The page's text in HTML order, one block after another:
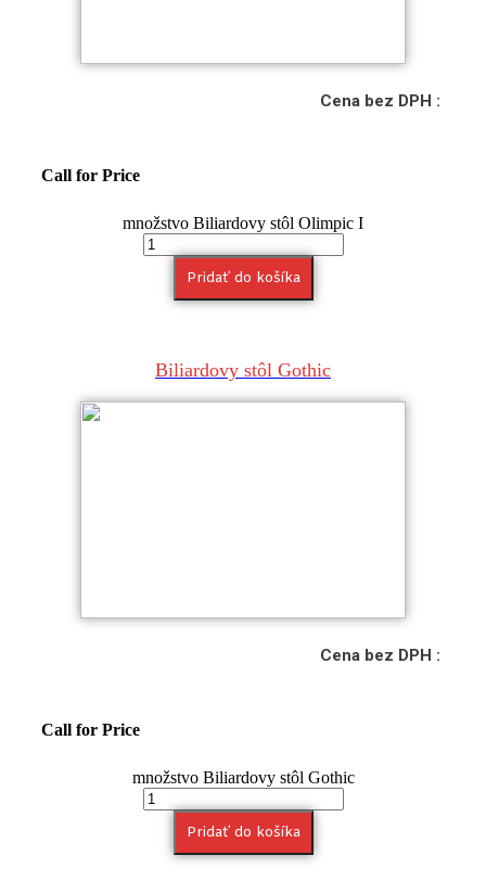
Cena bez DPH :
Call for Price
množstvo Biliardovy stôl Olimpic I
Pridať do košíka
Biliardovy stôl Gothic
Cena bez DPH :
Call for Price
množstvo Biliardovy stôl Gothic
Pridať do košíka